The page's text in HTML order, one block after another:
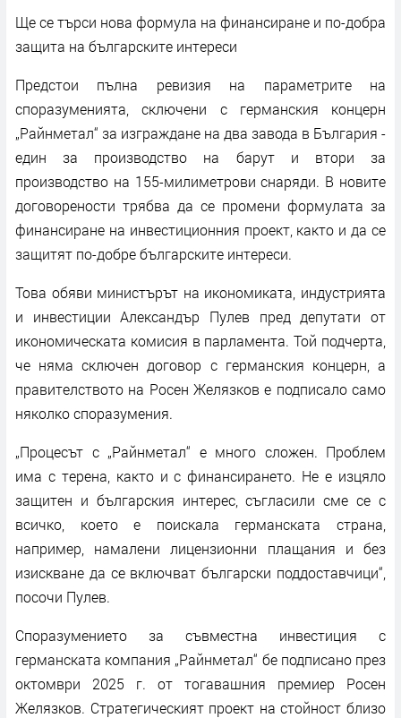
Ще се търси нова формула на финансиране и по-добра
защита на българските интереси
Предстои пълна ревизия на параметрите на
споразуменията, сключени с германския концерн
„Райнметал“ за изграждане на два завода в България -
един за производство на барут и втори за
производство на 155-милиметрови снаряди. В новите
договорености трябва да се промени формулата за
финансиране на инвестиционния проект, както и да се
защитят по-добре българските интереси.
Това обяви министърът на икономиката, индустрията
и инвестиции Александър Пулев пред депутати от
икономическата комисия в парламента. Той подчерта,
че няма сключен договор с германския концерн, а
правителството на Росен Желязков е подписало само
няколко споразумения.
„Процесът с „Райнметал“ е много сложен. Проблем
има с терена, както и с финансирането. Не е изцяло
защитен и българския интерес, съгласили сме се с
всичко, което е поискала германската страна,
например, намалени лицензионни плащания и без
изискване да се включват български поддоставчици“,
посочи Пулев.
Споразумението за съвместна инвестиция с
германската компания „Райнметал“ бе подписано през
октомври 2025 г. от тогавашния премиер Росен
Желязков. Стратегическият проект на стойност близо